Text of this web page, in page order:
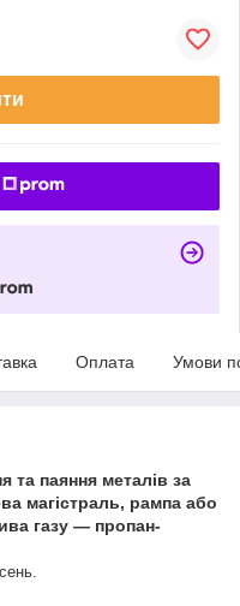
Оплата Умови
та паяння металів за
магістраль, рампа або
газу — пропан-